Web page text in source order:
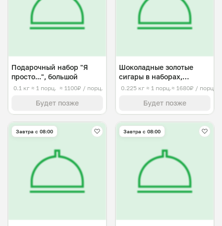
Подарочный набор "Я
просто...", большой
0.1 кг ≈ 1 порц. ≈ 1100₽ / порц.
Будет позже
Шоколадные золотые
сигары в наборах,
средний
0.225 кг ≈ 1 порц.≈ 1680₽ / порц.
Будет позже
Завтра c 08:00 Завтра c 08:00